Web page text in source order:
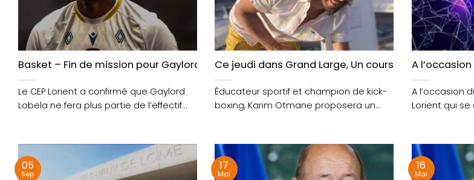
Basket – Fin de mission pour Gaylord Lobela au CEP Lorient
Le CEP Lorient a confirmé que Gaylord
Lobela ne fera plus partie de l’effectif
Ce jeudi dans Grand Large, Un cours de self-
Éducateur sportif et champion de kick-
boxing, Karim Otmane proposera un
A
A l’occasion
Lorient qui se
05
Sep
17
Mai
16
Mai